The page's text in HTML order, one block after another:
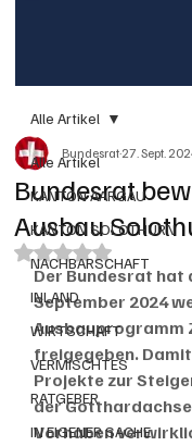
Alle Artikel
KANTON AARGAU
KANTON SOLOTHURN
NACHBARSCHAFT
INLAND
WIRTSCHAFT
VERMISCHTES
RATGEBER
IN EIGENER SACHE
Alle Artikel
Bundesrat
Ausbau
Bundesrat27. Sept.
Mit NaN von 5
Der Bundesrat hat
September 2024
Ausbauprogramm
freigegeben.
Projekte zur
der
Vorhaben